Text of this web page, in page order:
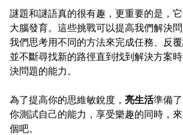
謎題和謎語真的很有趣，更重要的是，
大腦發育。這些挑戰可以提高我們解決
我們思考用不同的方法來完成任務、反覆
並不斷尋找新的路徑直到找到解決方案
決問題的能力。
為了提高你的思維敏銳度， 亮生活準備
你測試自己的能力，享受樂趣的同時，
個吧。